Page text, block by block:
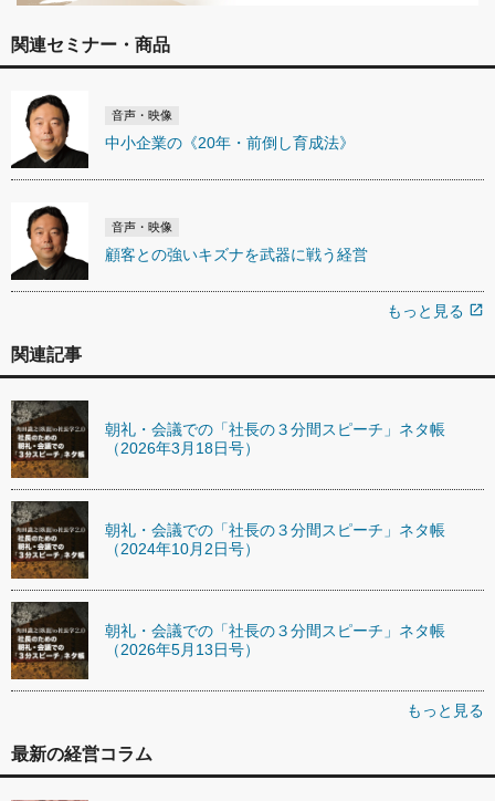
関連セミナー・商品
音声・映像
中小企業の《20年・前倒し育成法》
音声・映像
顧客との強いキズナを武器に戦う経営
もっと見る open_in_new
関連記事
朝礼・会議での「社長の３分間スピーチ」ネタ帳
（2026年3月18日号）
朝礼・会議での「社長の３分間スピーチ」ネタ帳
（2024年10月2日号）
朝礼・会議での「社長の３分間スピーチ」ネタ帳
（2026年5月13日号）
もっと見る
最新の経営コラム